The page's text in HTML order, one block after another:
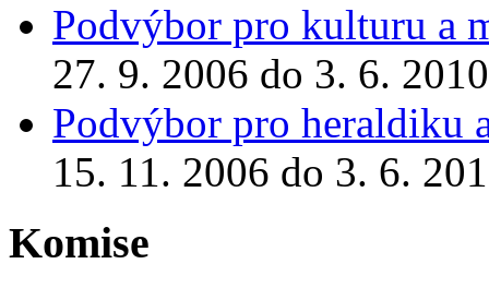
Podvýbor pro kulturu a
27. 9. 2006 do 3. 6. 2010
Podvýbor pro heraldiku
15. 11. 2006 do 3. 6.
Komise